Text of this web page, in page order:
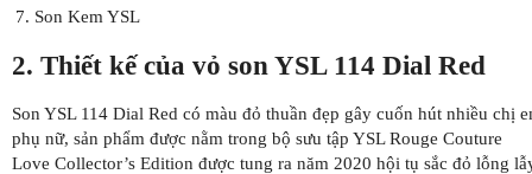
Son Kem YSL
2. Thiết kế của vỏ son YSL 114 Dial Red
Son YSL 114 Dial Red có màu đỏ thuần đẹp gây cuốn hút nhiều chị
phụ nữ, sản phẩm được nằm trong bộ sưu tập YSL Rouge Couture
Love Collector’s Edition được tung ra năm 2020 hội tụ sắc đỏ lỗng